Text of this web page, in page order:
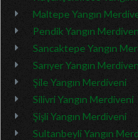
Maltepe Yangın
Pendik Yangın
Sancaktepe Yangın
Sarıyer Yangın
Şile Yangın Merdiveni
Silivri Yangın Merdiveni
Şişli Yangın Merdiveni
Sultanbeyli Yangın